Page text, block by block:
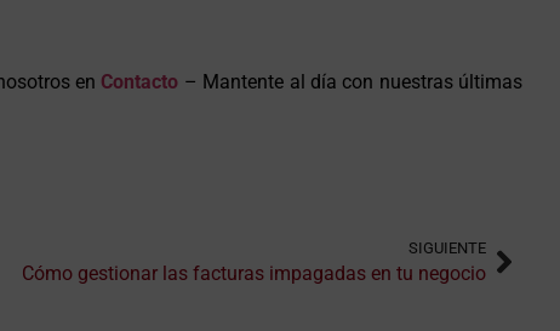
en Contacto – Mantente al día con nuestras últimas
SIGUIENTE
Cómo gestionar las facturas impagadas en tu negocio